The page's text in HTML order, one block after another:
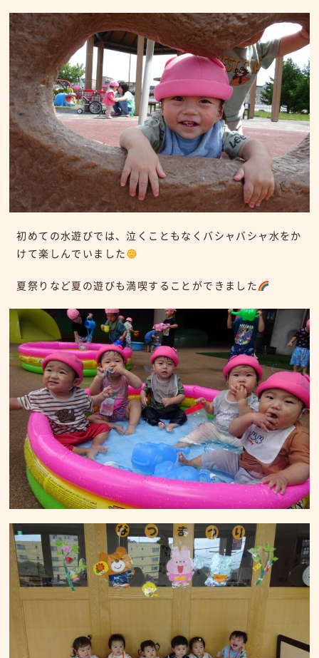
初めての水遊びでは、泣くこともなくバシャバシャ水をか
けて楽しんでいました
夏祭りなど夏の遊びも満喫することができました